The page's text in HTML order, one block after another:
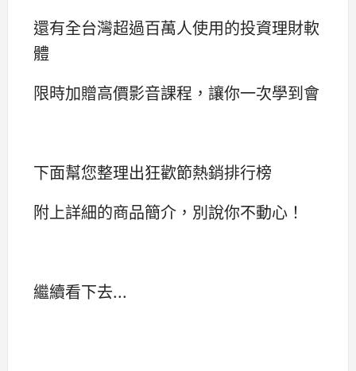
還有全台灣超過百萬人使用的投資理財軟
體
限時加贈高價影音課程，讓你一次學到會
下面幫您整理出狂歡節熱銷排行榜
附上詳細的商品簡介，別說你不動心！
繼續看下去...